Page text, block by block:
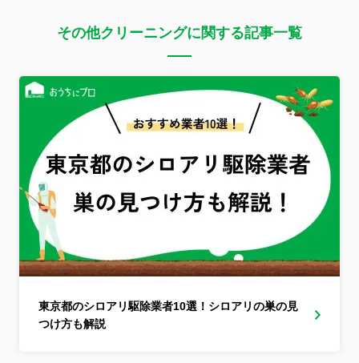
その他クリーニングに関する記事一覧
東京都のシロアリ駆除業者10選！シロアリの巣の見
つけ方も解説